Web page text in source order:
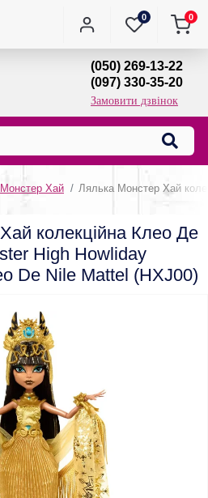
0 0
(050) 269-13-22
(097) 330-35-20
Замовити дзвінок
Хай Лялька Монстер Хай
колекційна Клео Де
High Howliday
De Nile Mattel (HXJ00)